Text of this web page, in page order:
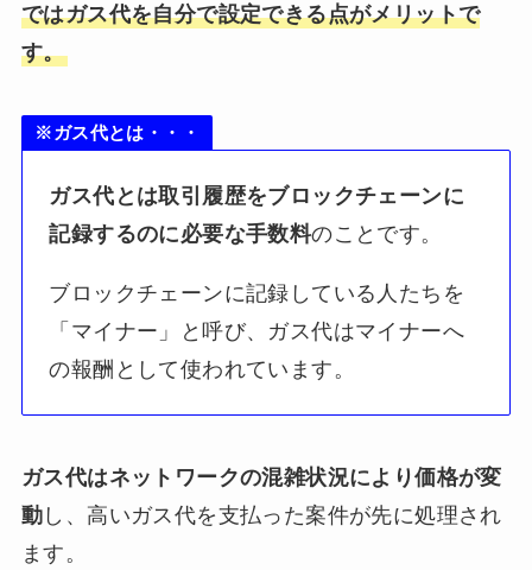
ではガス代を自分で設定できる点がメリットで
す。
※ガス代とは・・・
ガス代とは取引履歴をブロックチェーンに
記録するのに必要な手数料のことです。
ブロックチェーンに記録している人たちを
「マイナー」と呼び、ガス代はマイナーへ
の報酬として使われています。
ガス代はネットワークの混雑状況により価格が変
動 し、高いガス代を支払った案件が先に処理され
ます。